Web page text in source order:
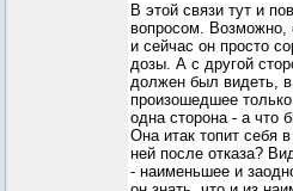
В этой связи тут и
вопросом.
и сейчас он просто
дозы. А с другой
должен был видеть,
произошедшее
одна сторона - а что
Она итак топит себя
ней после отказа?
- наименьшее и